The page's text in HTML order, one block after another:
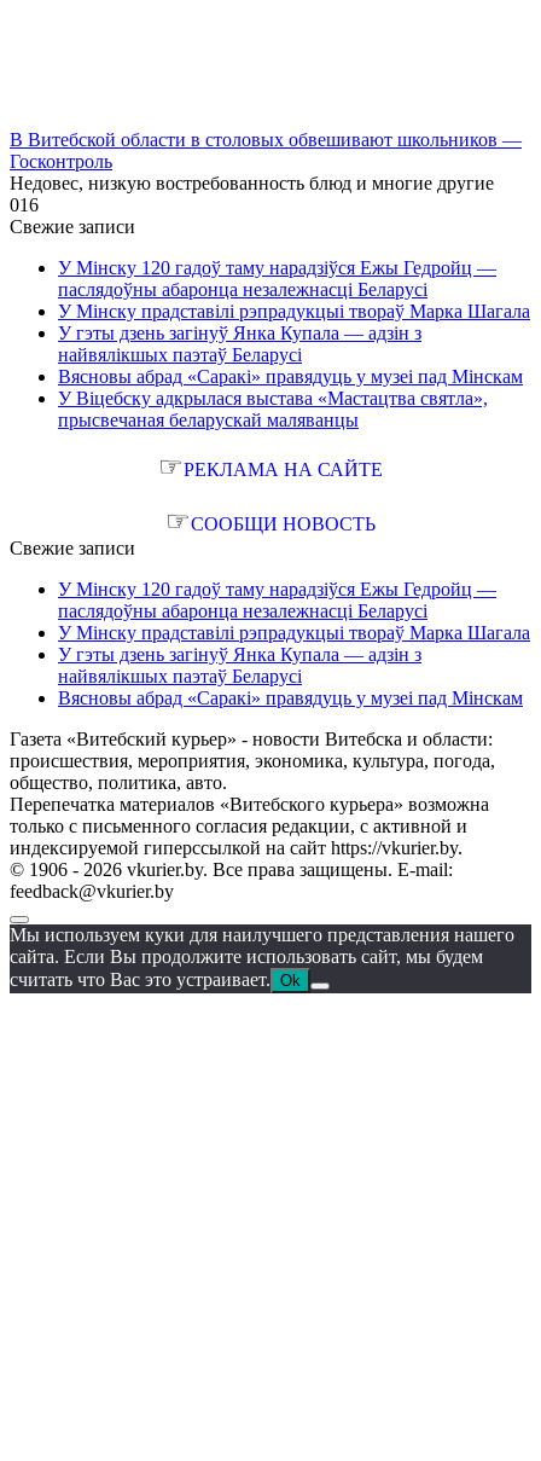
В Витебской области в столовых обвешивают школьников —
Госконтроль
Недовес, низкую востребованность блюд и многие другие
016
Свежие записи
У Мінску 120 гадоў таму нарадзіўся Ежы Гедройц —
паслядоўны абаронца незалежнасці Беларусі
У Мінску прадставілі рэпрадукцыі твораў Марка Шагала
У гэты дзень загінуў Янка Купала — адзін з
найвялікшых паэтаў Беларусі
Вясновы абрад «Саракі» правядуць у музеі пад Мінскам
У Віцебску адкрылася выстава «Мастацтва святла»,
прысвечаная беларускай маляванцы
☞РЕКЛАМА НА САЙТЕ
☞СООБЩИ НОВОСТЬ
Свежие записи
У Мінску 120 гадоў таму нарадзіўся Ежы Гедройц —
паслядоўны абаронца незалежнасці Беларусі
У Мінску прадставілі рэпрадукцыі твораў Марка Шагала
У гэты дзень загінуў Янка Купала — адзін з
найвялікшых паэтаў Беларусі
Вясновы абрад «Саракі» правядуць у музеі пад Мінскам
Газета «Витебский курьер» - новости Витебска и области:
происшествия, мероприятия, экономика, культура, погода,
общество, политика, авто.
Перепечатка материалов «Витебского курьера» возможна
только с письменного согласия редакции, с активной и
индексируемой гиперссылкой на сайт https://vkurier.by.
© 1906 - 2026 vkurier.by. Все права защищены. E-mail:
feedback@vkurier.by
Мы используем куки для наилучшего представления нашего
сайта. Если Вы продолжите использовать сайт, мы будем
считать что Вас это устраивает. Ok